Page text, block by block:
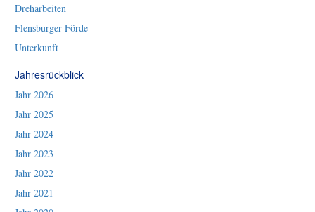
Dreharbeiten
Flensburger Förde
Unterkunft
Jahresrückblick
Jahr 2026
Jahr 2025
Jahr 2024
Jahr 2023
Jahr 2022
Jahr 2021